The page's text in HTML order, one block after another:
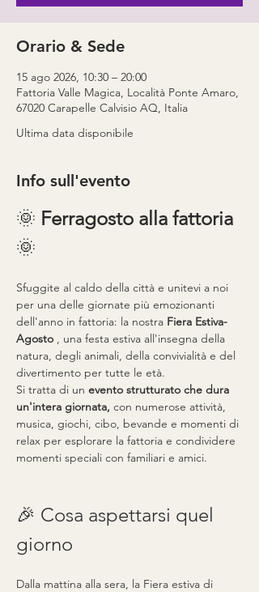
Orario & Sede
15 ago 2026, 10:30 – 20:00
Fattoria Valle Magica, Località Ponte Amaro,
67020 Carapelle Calvisio AQ, Italia
Ultima data disponibile
Info sull'evento
🌞 Ferragosto alla fattoria
🌞
Sfuggite al caldo della città e unitevi a noi
per una delle giornate più emozionanti
dell'anno in fattoria: la nostra Fiera Estiva-
Agosto , una festa estiva all'insegna della
natura, degli animali, della convivialità e del
divertimento per tutte le età.
Si tratta di un evento strutturato che dura
un'intera giornata, con numerose attività,
musica, giochi, cibo, bevande e momenti di
relax per esplorare la fattoria e condividere
momenti speciali con familiari e amici.
🎉 Cosa aspettarsi quel
giorno
Dalla mattina alla sera, la Fiera estiva di